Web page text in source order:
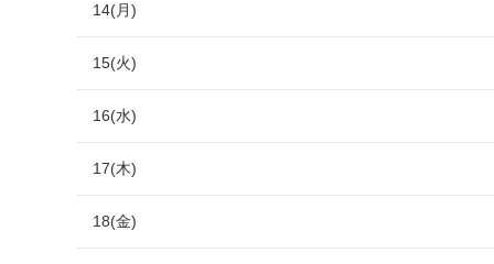
14(月)
15(火)
16(水)
17(木)
18(金)